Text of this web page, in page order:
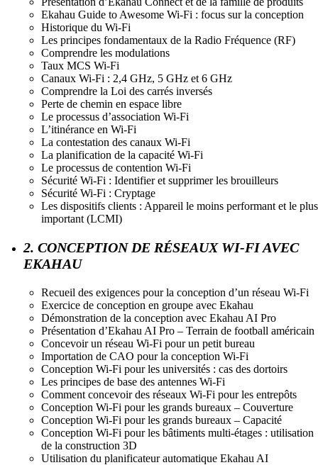
Ekahau Guide to Awesome Wi-Fi : focus sur la conception
Historique du Wi-Fi
Les principes fondamentaux de la Radio Fréquence (RF)
Comprendre les modulations
Taux MCS Wi-Fi
Canaux Wi-Fi : 2,4 GHz, 5 GHz et 6 GHz
Comprendre la Loi des carrés inversés
Perte de chemin en espace libre
Le processus d’association Wi-Fi
L’itinérance en Wi-Fi
La contestation des canaux Wi-Fi
La planification de la capacité Wi-Fi
Le processus de contention Wi-Fi
Sécurité Wi-Fi : Identifier et supprimer les brouilleurs
Sécurité Wi-Fi : Cryptage
Les dispositifs clients : Appareil le moins performant et le plus
important (LCMI)
2. CONCEPTION DE RÉSEAUX WI-FI AVEC
EKAHAU
Recueil des exigences pour la conception d’un réseau Wi-Fi
Exercice de conception en groupe avec Ekahau
Démonstration de la conception avec Ekahau AI Pro
Présentation d’Ekahau AI Pro – Terrain de football américain
Concevoir un réseau Wi-Fi pour un petit bureau
Importation de CAO pour la conception Wi-Fi
Conception Wi-Fi pour les universités : cas des dortoirs
Les principes de base des antennes Wi-Fi
Comment concevoir des réseaux Wi-Fi pour les entrepôts
Conception Wi-Fi pour les grands bureaux – Couverture
Conception Wi-Fi pour les grands bureaux – Capacité
Conception Wi-Fi pour les bâtiments multi-étages : utilisation
de la construction 3D
Utilisation du planificateur automatique Ekahau AI